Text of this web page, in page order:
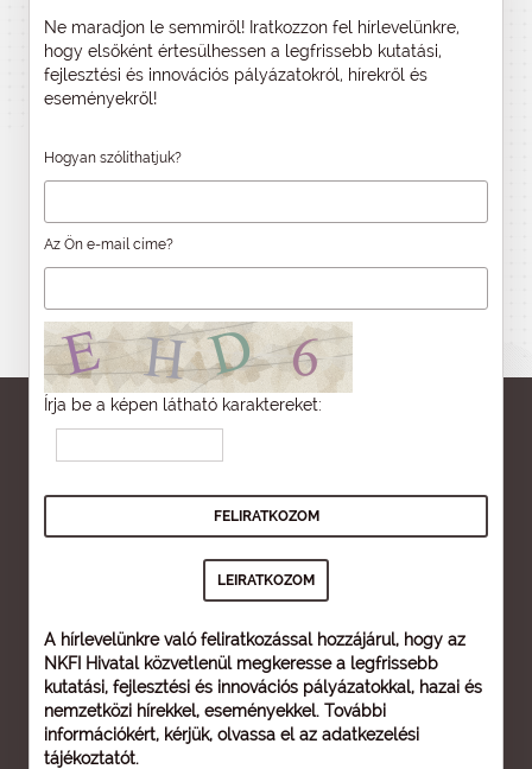
Ne maradjon le semmiről! Iratkozzon fel hírlevelünkre,
hogy elsőként értesülhessen a legfrissebb kutatási,
fejlesztési és innovációs pályázatokról, hírekről és
eseményekről!
Hogyan szólíthatjuk?
Az Ön e-mail címe?
Írja be a képen látható karaktereket:
A hírlevelünkre való feliratkozással hozzájárul, hogy az
NKFI Hivatal közvetlenül megkeresse a legfrissebb
kutatási, fejlesztési és innovációs pályázatokkal, hazai és
nemzetközi hírekkel, eseményekkel. További
információkért, kérjük, olvassa el az adatkezelési
tájékoztatót.